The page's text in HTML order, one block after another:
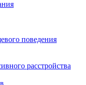
поведения
расстройства